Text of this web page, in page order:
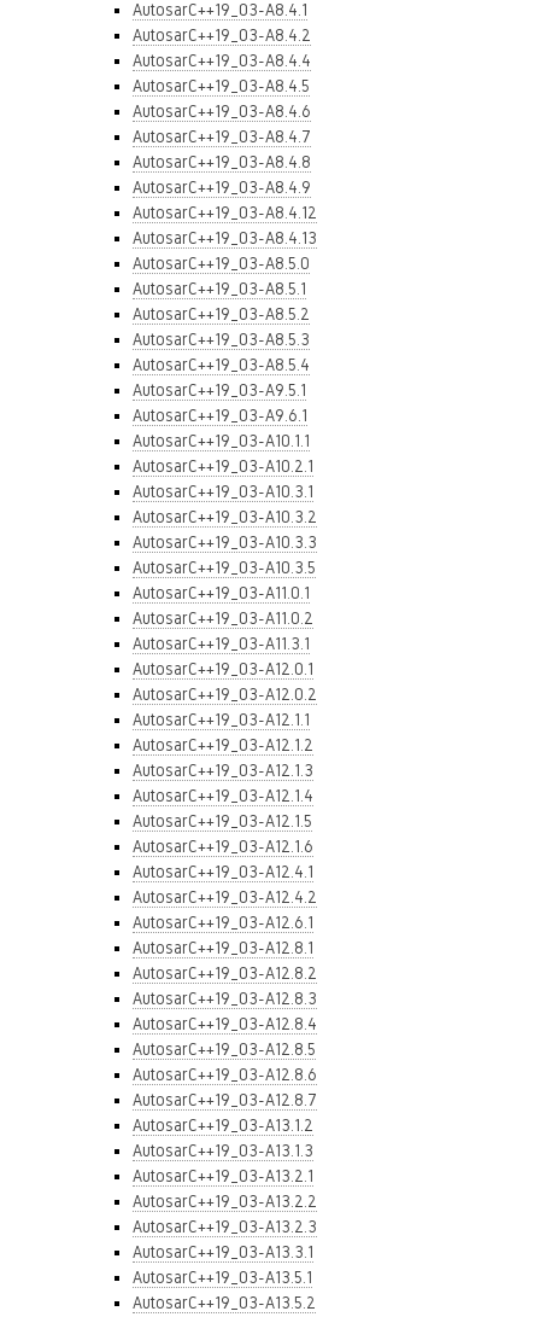
AutosarC++19_03-A8.4.1
AutosarC++19_03-A8.4.2
AutosarC++19_03-A8.4.4
AutosarC++19_03-A8.4.5
AutosarC++19_03-A8.4.6
AutosarC++19_03-A8.4.7
AutosarC++19_03-A8.4.8
AutosarC++19_03-A8.4.9
AutosarC++19_03-A8.4.12
AutosarC++19_03-A8.4.13
AutosarC++19_03-A8.5.0
AutosarC++19_03-A8.5.1
AutosarC++19_03-A8.5.2
AutosarC++19_03-A8.5.3
AutosarC++19_03-A8.5.4
AutosarC++19_03-A9.5.1
AutosarC++19_03-A9.6.1
AutosarC++19_03-A10.1.1
AutosarC++19_03-A10.2.1
AutosarC++19_03-A10.3.1
AutosarC++19_03-A10.3.2
AutosarC++19_03-A10.3.3
AutosarC++19_03-A10.3.5
AutosarC++19_03-A11.0.1
AutosarC++19_03-A11.0.2
AutosarC++19_03-A11.3.1
AutosarC++19_03-A12.0.1
AutosarC++19_03-A12.0.2
AutosarC++19_03-A12.1.1
AutosarC++19_03-A12.1.2
AutosarC++19_03-A12.1.3
AutosarC++19_03-A12.1.4
AutosarC++19_03-A12.1.5
AutosarC++19_03-A12.1.6
AutosarC++19_03-A12.4.1
AutosarC++19_03-A12.4.2
AutosarC++19_03-A12.6.1
AutosarC++19_03-A12.8.1
AutosarC++19_03-A12.8.2
AutosarC++19_03-A12.8.3
AutosarC++19_03-A12.8.4
AutosarC++19_03-A12.8.5
AutosarC++19_03-A12.8.6
AutosarC++19_03-A12.8.7
AutosarC++19_03-A13.1.2
AutosarC++19_03-A13.1.3
AutosarC++19_03-A13.2.1
AutosarC++19_03-A13.2.2
AutosarC++19_03-A13.2.3
AutosarC++19_03-A13.3.1
AutosarC++19_03-A13.5.1
AutosarC++19_03-A13.5.2